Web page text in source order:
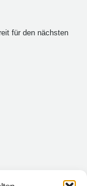
für den nächsten